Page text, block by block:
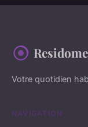
Residome
Votre quotidien
NAVIGATION